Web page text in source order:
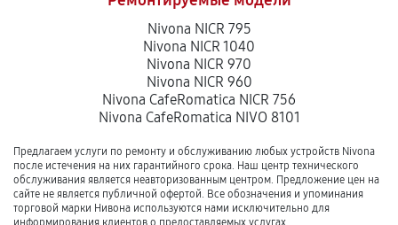
Nivona NICR 795
Nivona NICR 1040
Nivona NICR 970
Nivona NICR 960
Nivona CafeRomatica NICR 756
Nivona CafeRomatica NIVO 8101
Предлагаем услуги по ремонту и обслуживанию любых устройств Nivona
после истечения на них гарантийного срока. Наш центр технического
обслуживания является неавторизованным центром. Предложение цен на
сайте не является публичной офертой. Все обозначения и упоминания
торговой марки Нивона используются нами исключительно для
информирования клиентов о предоставляемых услугах.